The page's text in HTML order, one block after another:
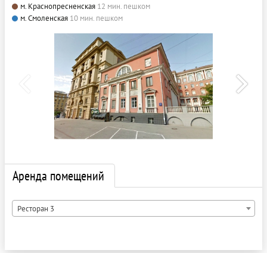
м. Краснопресненская 12 мин. пешком
м. Смоленская 10 мин. пешком
Аренда помещений
Ресторан 3